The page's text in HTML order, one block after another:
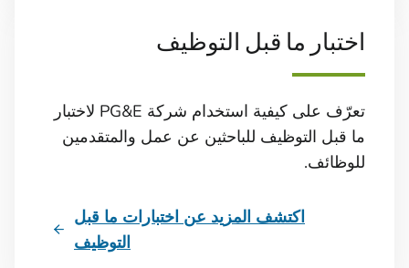
اختبار ما قبل التوظيف
تعرّف على كيفية استخدام شركة PG&E لاختبار
ما قبل التوظيف للباحثين عن عمل والمتقدمين
للوظائف.
اكتشف المزيد عن اختبارات ما قبل
التوظيف